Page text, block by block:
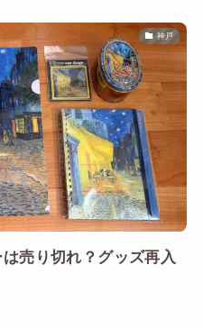
神戸
売り切れ？グッズ再入